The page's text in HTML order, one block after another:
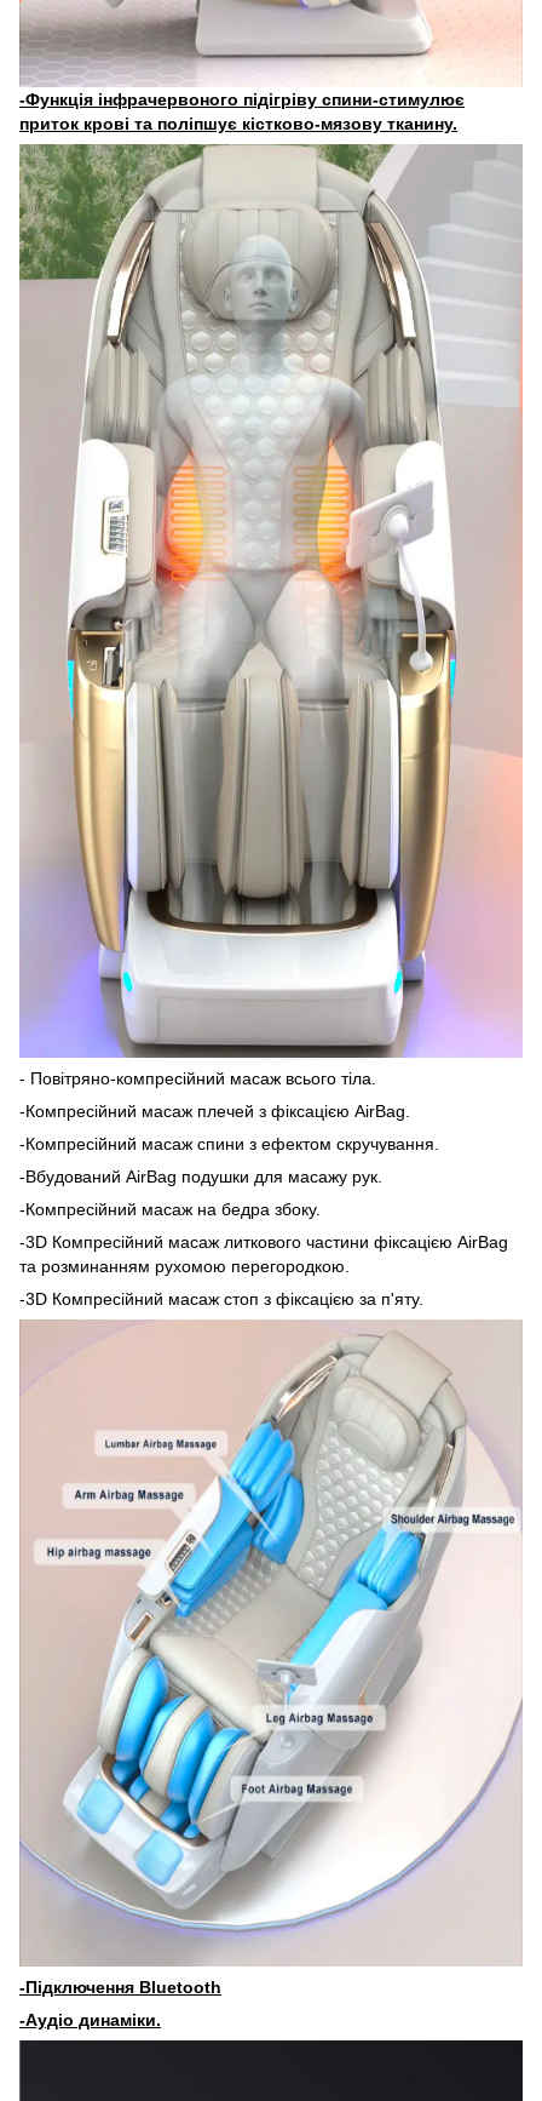
-Функція інфрачервоного підігріву спини-стимулює
приток крові та поліпшує кістково-мязову тканину.
- Повітряно-компресійний масаж всього тіла.
-Компресійний масаж плечей з фіксацією AirBag.
-Компресійний масаж спини з ефектом скручування.
-Вбудований AirBag подушки для масажу рук.
-Компресійний масаж на бедра збоку.
-3D Компресійний масаж литкового частини фіксацією AirBag
та розминанням рухомою перегородкою.
-3D Компресійний масаж стоп з фіксацією за п'яту.
-Підключення Bluetooth
-Аудіо динаміки.